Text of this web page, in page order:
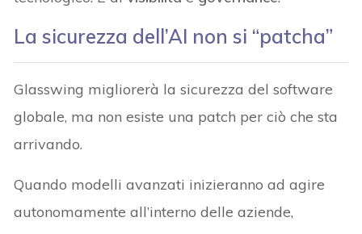
La sicurezza dell’AI non si “patcha”
Glasswing migliorerà la sicurezza del software
globale, ma non esiste una patch per ciò che sta
arrivando.
Quando modelli avanzati inizieranno ad agire
autonomamente all’interno delle aziende,